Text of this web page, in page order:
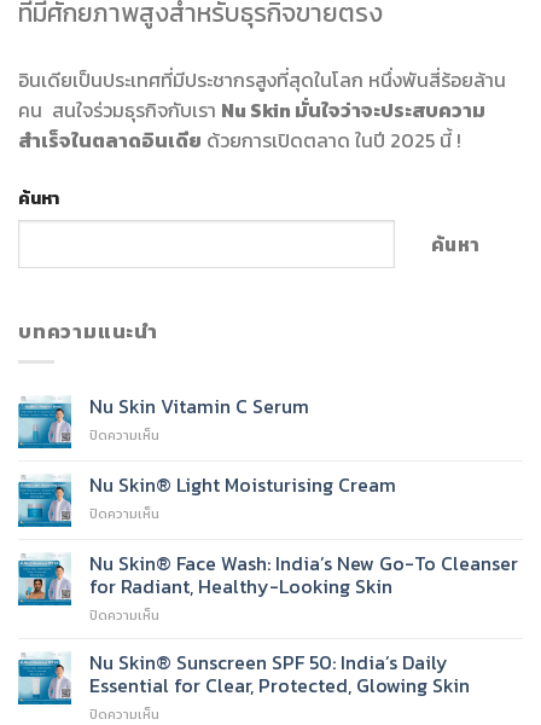
ที่มีศักยภาพสูงสำหรับธุรกิจขายตรง
อินเดียเป็นประเทศที่มีประชากรสูงที่สุดในโลก หนึ่งพันสี่ร้อยล้าน
คน สนใจร่วมธุรกิจกับเรา Nu Skin มั่นใจว่าจะประสบความ
สำเร็จในตลาดอินเดีย ด้วยการเปิดตลาด ในปี 2025 นี้ !
ค้นหา
ค้นหา
บทความแนะนำ
Nu Skin Vitamin C Serum
ปิดความเห็น
Skin
Vitamin
Nu Skin® Light Moisturising Cream
ปิดความเห็น
Skin®
Light
Moisturising
Nu Skin® Face Wash: India’s New Go-To Cleanser
for Radiant, Healthy-Looking Skin
ปิดความเห็น
Skin®
Face
Wash:
Nu Skin® Sunscreen SPF 50: India’s Daily
Essential for Clear, Protected, Glowing Skin
ปิดความเห็น